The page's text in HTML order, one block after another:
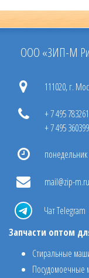
ООО «ЗИП-М
111020, г.
+ 7 495
+ 7 495
понедельник
mail@zip-m.ru
Чат Telegram
Запчасти оптом
Стиральные
Посудомоечные